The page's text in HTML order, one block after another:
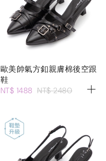
歐美帥氣方釦親膚棉後空跟
鞋
NT$ 1488 NT$ 2480